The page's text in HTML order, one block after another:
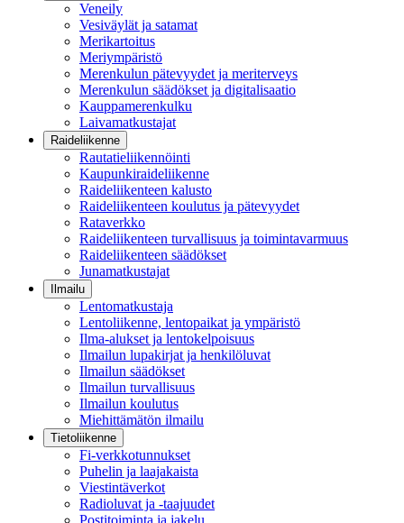
Veneily
Vesiväylät ja satamat
Merikartoitus
Meriympäristö
Merenkulun pätevyydet ja meriterveys
Merenkulun säädökset ja digitalisaatio
Kauppamerenkulku
Laivamatkustajat
Raideliikenne
Rautatieliikennöinti
Kaupunkiraideliikenne
Raideliikenteen kalusto
Raideliikenteen koulutus ja pätevyydet
Rataverkko
Raideliikenteen turvallisuus ja toimintavarmuus
Raideliikenteen säädökset
Junamatkustajat
Ilmailu
Lentomatkustaja
Lentoliikenne, lentopaikat ja ympäristö
Ilma-alukset ja lentokelpoisuus
Ilmailun lupakirjat ja henkilöluvat
Ilmailun säädökset
Ilmailun turvallisuus
Ilmailun koulutus
Miehittämätön ilmailu
Tietoliikenne
Fi-verkkotunnukset
Puhelin ja laajakaista
Viestintäverkot
Radioluvat ja -taajuudet
Postitoiminta ja jakelu